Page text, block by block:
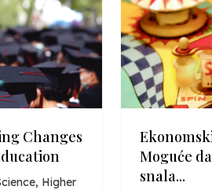
Changes
Higher
Moguće
snala...